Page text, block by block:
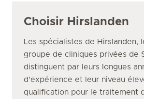
Choisir Hirslanden
Les spécialistes de Hirslanden,
groupe de cliniques privées de
distinguent par leurs longues
d’expérience et leur niveau
qualification pour le traitement